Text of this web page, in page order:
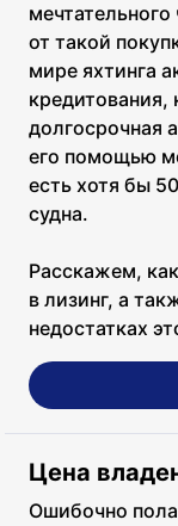
мечтательного
от такой
мире яхтинга
кредитования,
долгосрочная
его помощью
есть хотя бы
судна.
Расскажем,
в лизинг, а
недостатках
Цена
Ошибочно